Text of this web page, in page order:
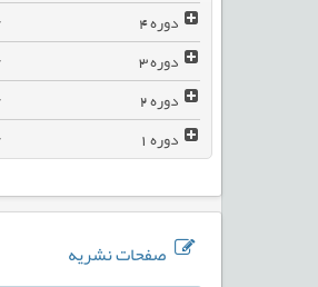
دوره
دوره
دوره
دوره
صفحات نشریه